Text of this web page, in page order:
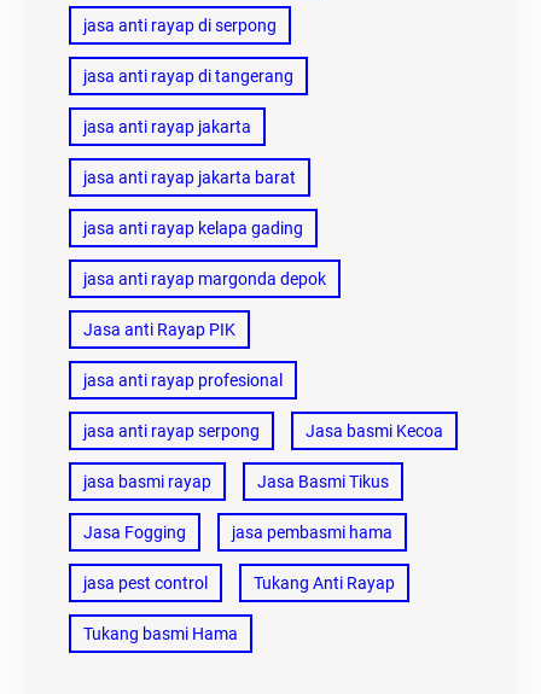
jasa anti rayap di serpong
jasa anti rayap di tangerang
jasa anti rayap jakarta
jasa anti rayap jakarta barat
jasa anti rayap kelapa gading
jasa anti rayap margonda depok
Jasa anti Rayap PIK
jasa anti rayap profesional
jasa anti rayap serpong Jasa basmi Kecoa
jasa basmi rayap Jasa Basmi Tikus
Jasa Fogging jasa pembasmi hama
jasa pest control Tukang Anti Rayap
Tukang basmi Hama